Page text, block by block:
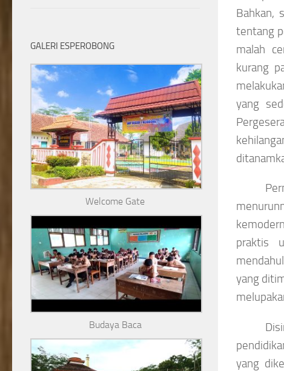
Bahkan,
tentang
malah
kurang
yang
praktis
yang
yang
GALERI ESPEROBONG
Welcome Gate
Budaya Baca